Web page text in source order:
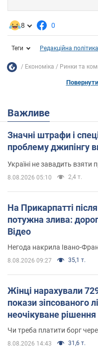
8 0
Теги Редакційна політика
Економіка Ринки та
Важливе
Значні штрафи і
проблему джипінгу
Україні не завадить взяти
8.08.2026 05:10 2,4 т.
На Прикарпатті
потужна злива:
Відео
Негода накрила Івано-
8.08.2026 09:27 35,1 т.
Жінці нарахували
покази зіпсованого
неочікуване рішення
Чи треба платити борг
8.08.2026 14:43 31,6 т.